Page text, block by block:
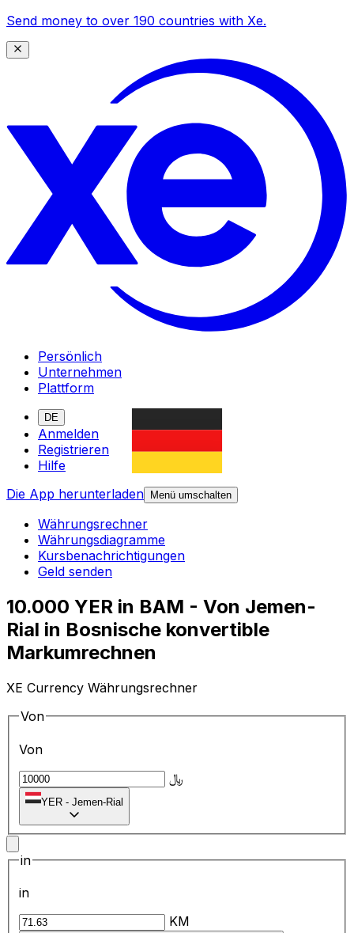
Send money to over 190 countries with Xe.
Persönlich
Unternehmen
Plattform
DE
Anmelden
Registrieren
Hilfe
Die App herunterladen
Menü umschalten
Währungsrechner
Währungsdiagramme
Kursbenachrichtigungen
Geld senden
10.000 YER in BAM - Von Jemen-
Rial in Bosnische konvertible
Markumrechnen
XE Currency Währungsrechner
Von
Von
﷼
YER - Jemen-Rial
in
in
KM